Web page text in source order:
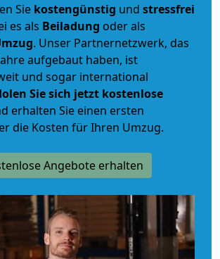
Sie kostengünstig und stressfrei
es als Beiladung oder als
. Unser Partnernetzwerk, das
aufgebaut haben, ist
und sogar international
Sie sich jetzt kostenlose
erhalten Sie einen ersten
die Kosten für Ihren Umzug.
Angebote erhalten